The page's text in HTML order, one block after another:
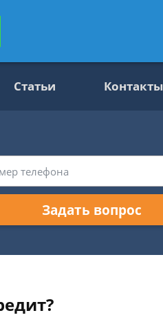
Статьи Контакты
Задать вопрос